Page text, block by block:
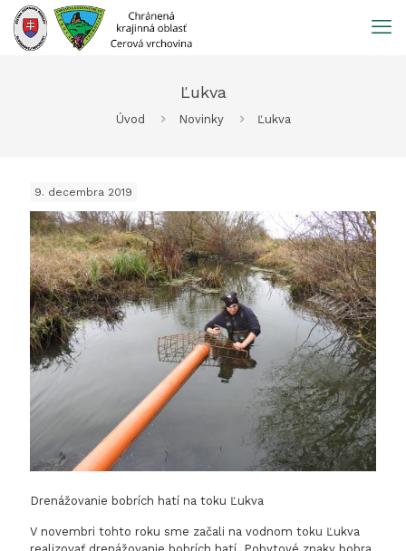
Prejsť
obsah
Ľukva
Úvod Novinky Ľukva
9. decembra 2019
Drenážovanie bobrích hatí na toku Ľukva
V novembri tohto roku sme začali na vodnom toku Ľukva
realizovať drenážovanie bobrích hatí. Pobytové znaky bobra